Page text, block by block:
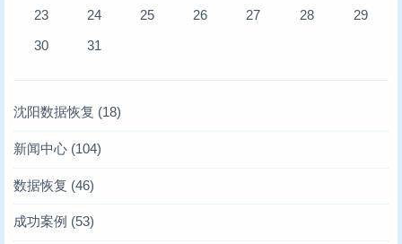
23
24 25 26 27 28
29
30
31
沈阳数据恢复 (18)
新闻中心 (104)
存储业内新闻
凯文数据恢复新闻
数据恢复 (46)
服务器数据恢复
成功案例 (53)